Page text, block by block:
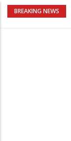
BREAKING NEWS